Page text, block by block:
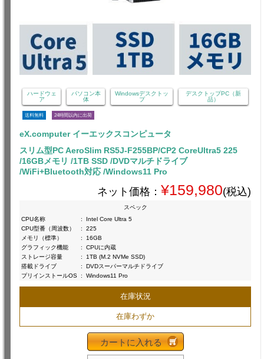
ハードウェ
ア
パソコン本
体
Windowsデスクトッ
プ
デスクトップPC（新
品）
送料無料 24時間以内に出荷
eX.computer イーエックスコンピュータ
スリム型PC AeroSlim RS5J-F255BP/CP2 CoreUltra5 225
/16GBメモリ /1TB SSD /DVDマルチドライブ
/WiFi+Bluetooth対応 /Windows11 Pro
ネット価格： ¥159,980(税込)
スペック
CPU名称
:
Intel Core Ultra 5
CPU型番（周波数）
:
225
メモリ（標準）
:
16GB
グラフィック機能
:
CPUに内蔵
ストレージ容量
:
1TB (M.2 NVMe SSD)
搭載ドライブ
:
DVDスーパーマルチドライブ
プリインストールOS : Windows11 Pro
在庫状況
在庫わずか
カートに入れる